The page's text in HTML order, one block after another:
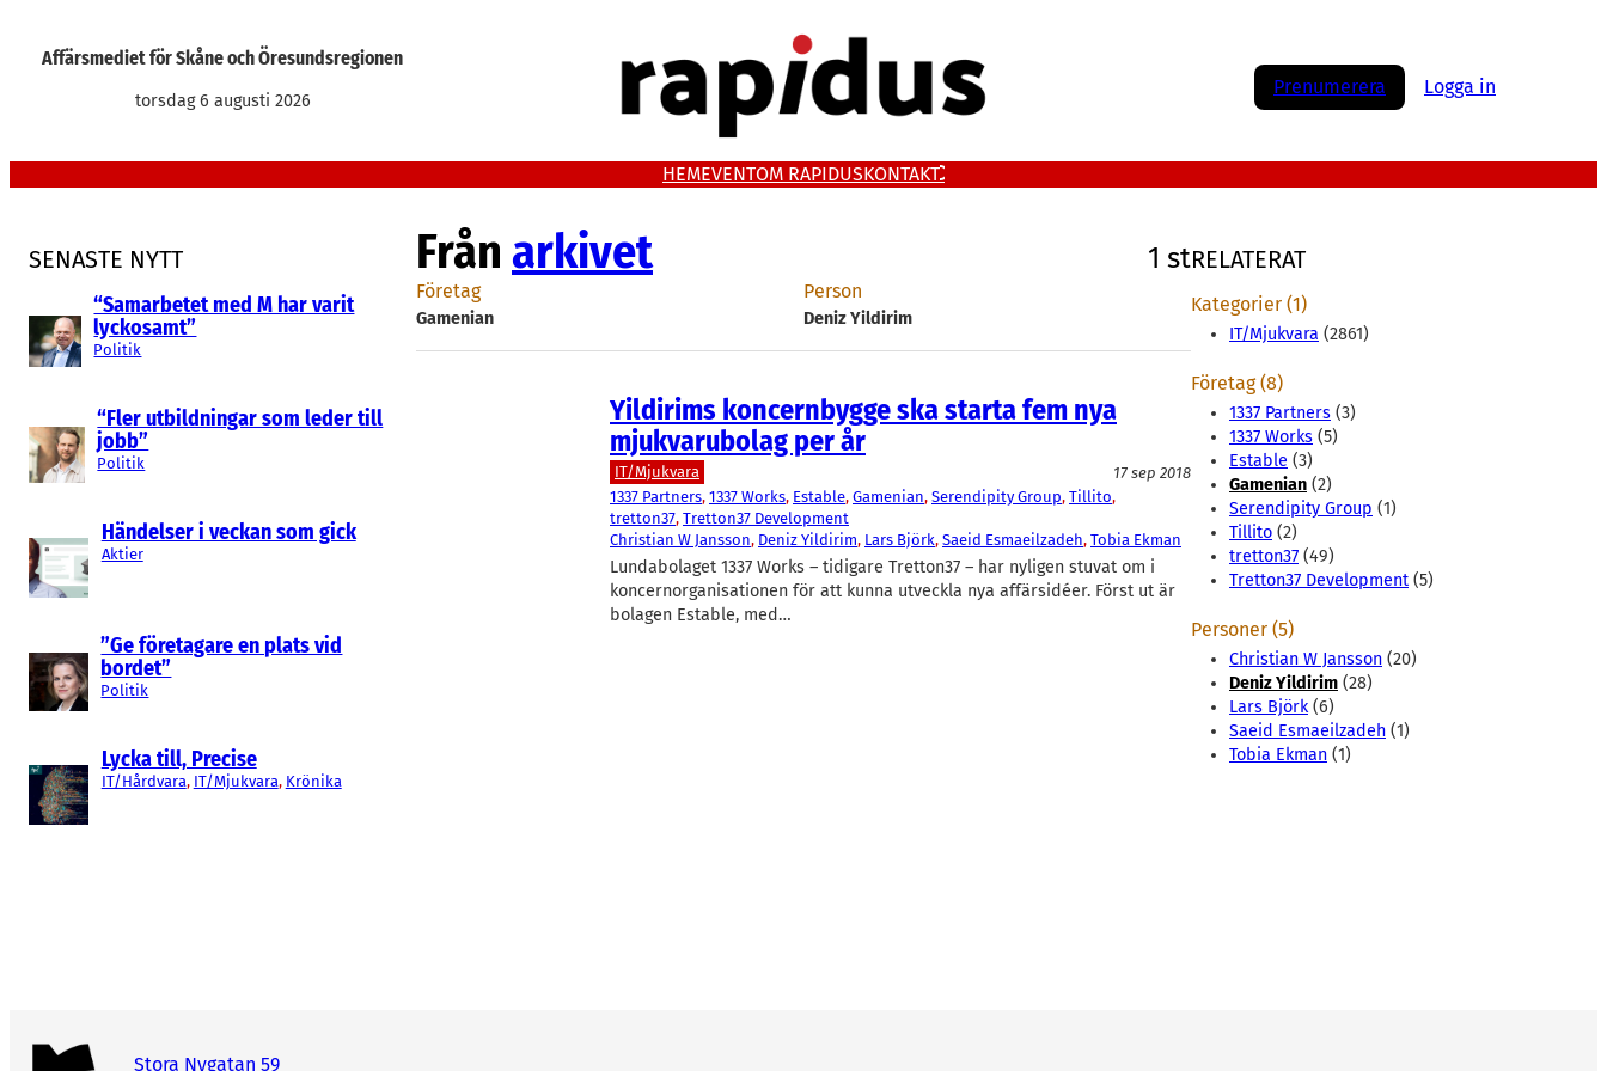
Affärsmediet för Skåne och Öresundsregionen
torsdag 6 augusti 2026
Prenumerera Logga in
HEMEVENTOM RAPIDUSKONTAKT
SENASTE NYTT
“Samarbetet med M har varit
lyckosamt”
Politik
“Fler utbildningar som leder till
jobb”
Politik
Händelser i veckan som gick
Aktier
”Ge företagare en plats vid
bordet”
Politik
Lycka till, Precise
IT/Hårdvara, IT/Mjukvara, Krönika
Från arkivet 1 st
Företag
Gamenian
Person
Deniz Yildirim
Yildirims koncernbygge ska starta fem nya
mjukvarubolag per år
IT/Mjukvara
17 sep 2018
1337 Partners, 1337 Works, Estable, Gamenian, Serendipity Group, Tillito
tretton37, Tretton37 Development
Christian W Jansson, Deniz Yildirim, Lars Björk, Saeid Esmaeilzadeh, Tobia Ekman
Lundabolaget 1337 Works – tidigare Tretton37 – har nyligen stuvat om i
koncernorganisationen för att kunna utveckla nya affärsidéer. Först ut är
bolagen Estable, med…
RELATERAT
Kategorier (1)
IT/Mjukvara (2861)
Företag (8)
1337 Partners (3)
1337 Works (5)
Estable (3)
Gamenian (2)
Serendipity Group (1)
Tillito (2)
tretton37 (49)
Tretton37 Development (5)
Personer (5)
Christian W Jansson (20)
Deniz Yildirim (28)
Lars Björk(6)
Saeid Esmaeilzadeh (1)
Tobia Ekman (1)
Stora Nygatan 59